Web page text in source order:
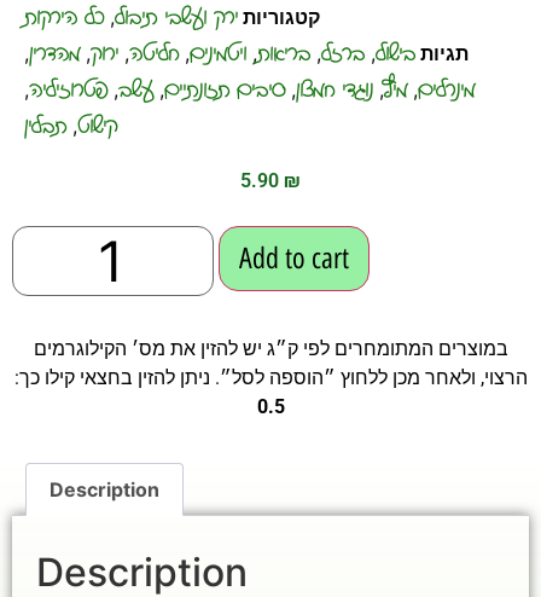
קטגוריות ירק ועשבי תיבול,כל הירקות
תגיות בישול, ברזל, בריאות, ויטמינים,חליטה, ירוק,מהדרין,
מינרלים,מיץ, נוגדי חמצון,סיבים תזונתיים,עשב,פטרוזיליה,
קישוט,תבלין
5.90 ₪
Add to cart
במוצרים המתומחרים לפי ק״ג יש להזין את מס׳ הקילוגרמים
הרצוי, ולאחר מכן ללחוץ ״הוספה לסל״. ניתן להזין בחצאי קילו כך:
0.5
Description
Description